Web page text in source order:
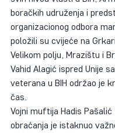
boračkih udruženja i
organizacionog odbora
položili su cvijeće na
Velikom polju, Mrazištu i
Vahid Alagić ispred Unije
veterana u BIH održao je
čas.
Vojni muftija Hadis
obraćanja je istaknuo